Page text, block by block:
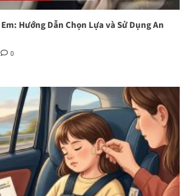
Em: Hướng Dẫn Chọn Lựa và Sử Dụng An
0